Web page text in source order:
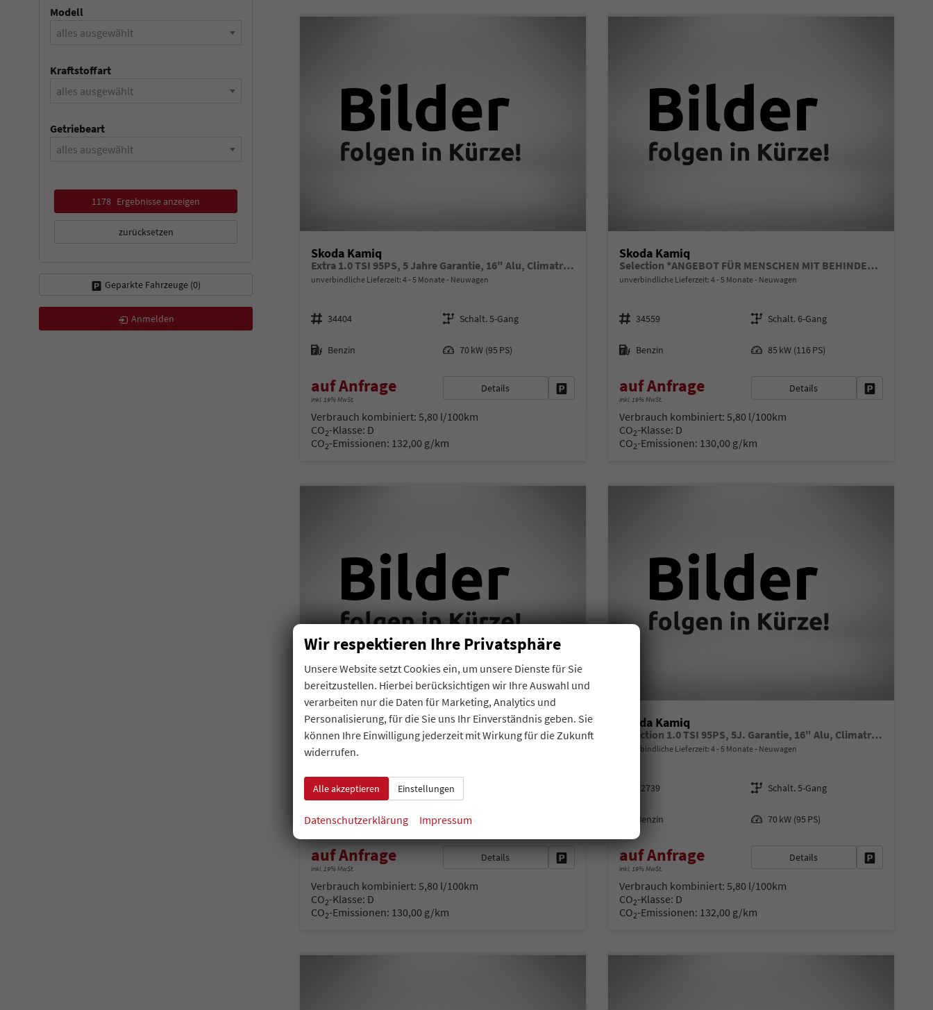
Skoda Kamiq
Extra 1.0 TSI 95PS, 5 Jahre Garantie, 16" Alu, Climatronic, Radio 8" + SmartLink, Parksensoren hinten, Rückfahrkamera, Sitzheizung, SunSet, Tempomat, Armlehne, NSW, LED-Scheinwerfer, Dachreling, Virtual Cockpit, Reserverad, M-Lederlenkrad, Easy Start
unverbindliche Lieferzeit: 4 - 5 Monate Neuwagen
Fahrzeugnr.
34404
Getriebe
Schalt. 5-Gang
Kraftstoff
Benzin 70 kW (95 PS)
auf Anfrage
inkl. 19% MwSt.
Details Fahrzeug parken
Verbrauch kombiniert: 5,80 l/100km
CO2-Klasse: D
CO2-Emissionen: 132,00 g/km
Skoda Kamiq
Selection *ANGEBOT FÜR MENSCHEN MIT BEHINDERUNG AB 50%! 1.0 TSI 115PS, Klimaanlage, Sitzheizung, Parksensoren hinten, LED-Scheinwerfer, Tempomat, Infotainment 8", Virtual Cockpit Nebelscheinwerfer, Dachreling
unverbindliche Lieferzeit: 4 - 5 Monate Neuwagen
Fahrzeugnr.
34559
Getriebe
Schalt. 6-Gang
Kraftstoff
Benzin 85 kW (116 PS)
auf Anfrage
inkl. 19% MwSt.
Details Fahrzeug
Verbrauch kombiniert: 5,80 l/100km
CO2-Klasse: D
CO2-Emissionen: 130,00 g/km
Skoda Kamiq
Essence 1.0 TSI 116PS, 5 Jahre Garantie, Klimaanlage, Radio 8"/Bluetooth, Parksensoren hinten, LED-Scheinwerfer, Dachreling, Virtual Cockpit
unverbindliche Lieferzeit: 4 - 5 Monate
Fahrzeugnr.
32737
Getriebe
Benzin 85 kW (116 PS)
auf Anfrage
inkl. 19% MwSt.
Details Fahrzeug parken
Verbrauch kombiniert: 5,80 l/100km
CO2-Klasse: D
CO2-Emissionen: 130,00 g/km
Skoda Kamiq
Selection 1.0 TSI 95PS, 5J. Garantie, 16" Alu, Climatronic, Winterpaket, Parksensoren hinten, Nebelscheinwerfer, Tempomat, M-Lederlenkrad, Radio 8" + Wireless Smartlink, LED-Scheinwerfer, Virtual Cockpit
unverbindliche Lieferzeit: 4 - 5 Monate Neuwagen
32739
Getriebe
Schalt. 5-Gang
Benzin 70 kW (95 PS)
auf Anfrage
inkl. 19% MwSt.
Details
Verbrauch kombiniert: 5,80 l/100km
CO2-Klasse: D
CO2-Emissionen: 132,00 g/km
Modell
alles ausgewählt
Kraftstoffart
alles ausgewählt
Getriebeart
alles ausgewählt
1178 Ergebnisse anzeigen
zurücksetzen
Geparkte Fahrzeuge (0)
Anmelden
Wir respektieren Ihre Privatsphäre
Unsere Website setzt Cookies ein, um unsere Dienste für Sie
bereitzustellen. Hierbei berücksichtigen wir Ihre Auswahl und
verarbeiten nur die Daten für Marketing, Analytics und
Personalisierung, für die Sie uns Ihr Einverständnis geben. Sie
können Ihre Einwilligung jederzeit mit Wirkung für die Zukunft
widerrufen.
Alle akzeptieren Einstellungen
Datenschutzerklärung Impressum